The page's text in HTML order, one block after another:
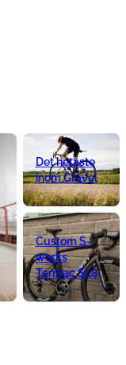
Det hetaste
inom Gravel
Custom S-
works
Tarmac SL8